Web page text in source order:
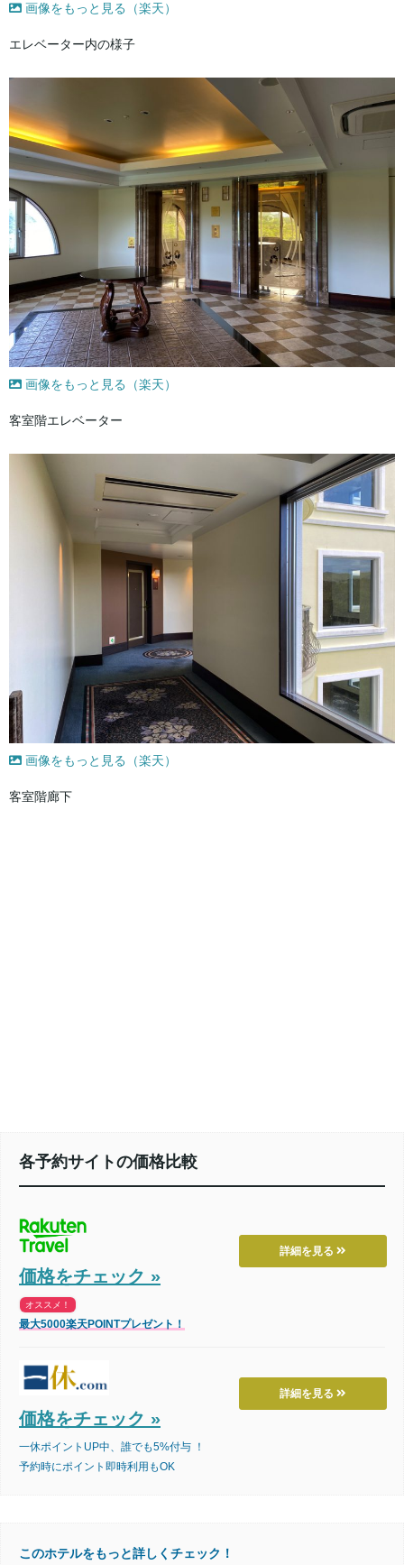
画像をもっと見る（楽天）
エレベーター内の様子
画像をもっと見る（楽天）
客室階エレベーター
画像をもっと見る（楽天）
客室階廊下
各予約サイトの価格比較
詳細を見る
価格をチェック »
オススメ！
最大5000楽天POINTプレゼント！
詳細を見る
価格をチェック »
一休ポイントUP中、誰でも5%付与 ！
予約時にポイント即時利用もOK
このホテルをもっと詳しくチェック！